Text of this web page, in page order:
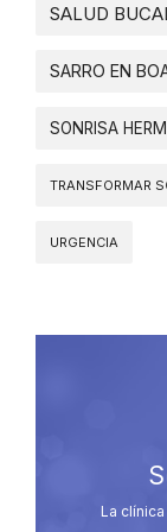
SALUD
SARRO EN
SONRISA
TRANSFORMAR
URGENCIA
La